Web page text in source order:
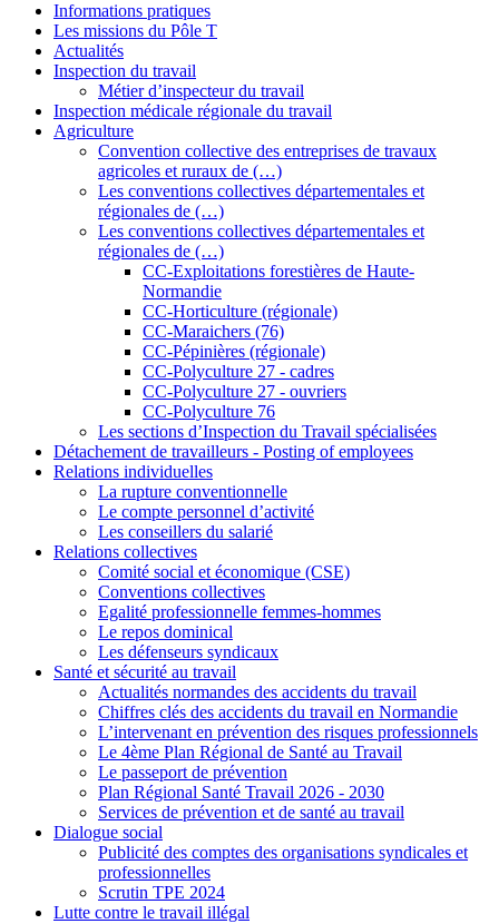
Informations pratiques
Les missions du Pôle T
Actualités
Inspection du travail
Métier d’inspecteur du travail
Inspection médicale régionale du travail
Agriculture
Convention collective des entreprises de travaux
agricoles et ruraux de (…)
Les conventions collectives départementales et
régionales de (…)
Les conventions collectives départementales et
régionales de (…)
CC-Exploitations forestières de Haute-
Normandie
CC-Horticulture (régionale)
CC-Maraichers (76)
CC-Pépinières (régionale)
CC-Polyculture 27 - cadres
CC-Polyculture 27 - ouvriers
CC-Polyculture 76
Les sections d’Inspection du Travail spécialisées
Détachement de travailleurs - Posting of employees
Relations individuelles
La rupture conventionnelle
Le compte personnel d’activité
Les conseillers du salarié
Relations collectives
Comité social et économique (CSE)
Conventions collectives
Egalité professionnelle femmes-hommes
Le repos dominical
Les défenseurs syndicaux
Santé et sécurité au travail
Actualités normandes des accidents du travail
Chiffres clés des accidents du travail en Normandie
L’intervenant en prévention des risques professionnels
Le 4ème Plan Régional de Santé au Travail
Le passeport de prévention
Plan Régional Santé Travail 2026 - 2030
Services de prévention et de santé au travail
Dialogue social
Publicité des comptes des organisations syndicales et
professionnelles
Scrutin TPE 2024
Lutte contre le travail illégal